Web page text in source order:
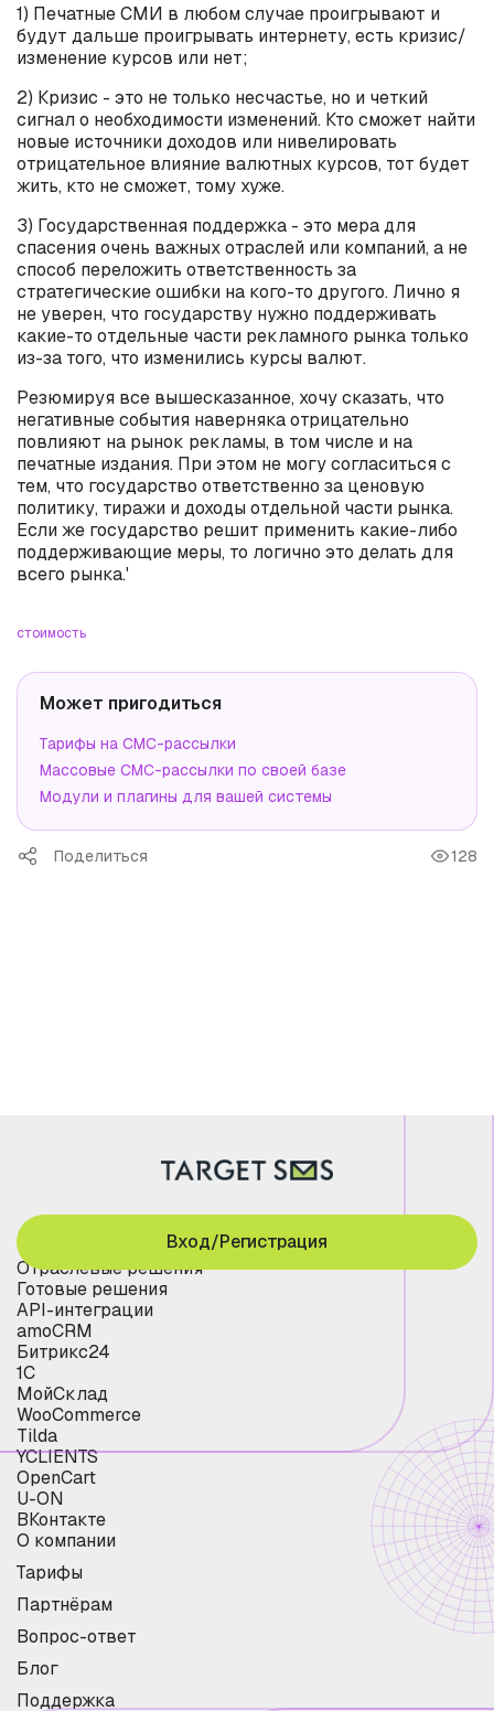
1) Печатные СМИ в любом случае проигрывают и
будут дальше проигрывать интернету, есть кризис/
изменение курсов или нет;
2) Кризис - это не только несчастье, но и четкий
сигнал о необходимости изменений. Кто сможет найти
новые источники доходов или нивелировать
отрицательное влияние валютных курсов, тот будет
жить, кто не сможет, тому хуже.
3) Государственная поддержка - это мера для
спасения очень важных отраслей или компаний, а не
способ переложить ответственность за
стратегические ошибки на кого-то другого. Лично я
не уверен, что государству нужно поддерживать
какие-то отдельные части рекламного рынка только
из-за того, что изменились курсы валют.
Резюмируя все вышесказанное, хочу сказать, что
негативные события наверняка отрицательно
повлияют на рынок рекламы, в том числе и на
печатные издания. При этом не могу согласиться с
тем, что государство ответственно за ценовую
политику, тиражи и доходы отдельной части рынка.
Если же государство решит применить какие-либо
поддерживающие меры, то логично это делать для
всего рынка.'
стоимость
Может пригодиться
Тарифы на СМС-рассылки
Массовые СМС-рассылки по своей базе
Модули и плагины для вашей системы
Поделиться 128
Отраслевые решения
Готовые решения
API-интеграции
amoCRM
Битрикс24
1С
МойСклад
WooCommerce
Tilda
YCLIENTS
OpenCart
U-ON
ВКонтакте
О компании
Тарифы
Партнёрам
Вопрос-ответ
Блог
Поддержка
Вход/Регистрация